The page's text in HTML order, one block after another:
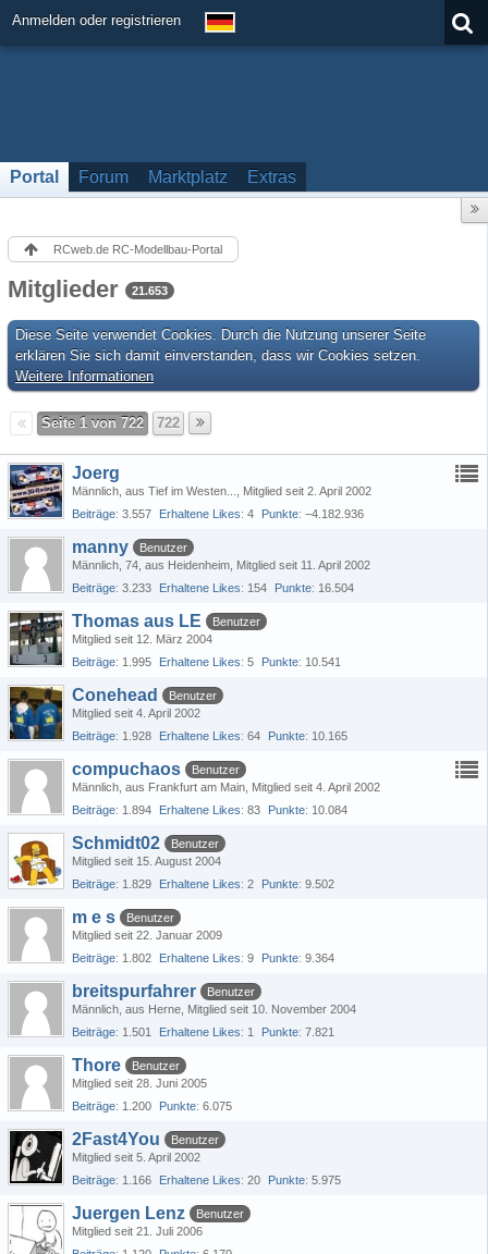
Anmelden oder registrieren
Portal Forum Marktplatz Extras
RCweb.de RC-Modellbau-Portal
Mitglieder 21.653
Diese Seite verwendet Cookies. Durch die Nutzung unserer Seite
erklären Sie sich damit einverstanden, dass wir Cookies setzen.
Weitere Informationen
Seite 1 von 722 722
Joerg
Männlich aus Tief im Westen...
Mitglied seit 2. April 2002
Beiträge 3.557 Erhaltene Likes 4 Punkte −4.182.936
manny
Benutzer
Männlich 74 aus Heidenheim Mitglied seit 11. April 2002
Beiträge 3.233 Erhaltene Likes 154 Punkte 16.504
Thomas aus LE
Benutzer
Mitglied seit 12. März 2004
Beiträge 1.995 Erhaltene Likes 5 Punkte 10.541
Conehead
Benutzer
Mitglied seit 4. April 2002
Beiträge 1.928 Erhaltene Likes 64 Punkte 10.165
compuchaos
Benutzer
Männlich aus Frankfurt am Main Mitglied seit 4. April 2002
Beiträge 1.894 Erhaltene Likes 83 Punkte 10.084
Schmidt02
Benutzer
Mitglied seit 15. August 2004
Beiträge 1.829 Erhaltene Likes 2 Punkte 9.502
m e s
Benutzer
Mitglied seit 22. Januar 2009
Beiträge 1.802 Erhaltene Likes 9 Punkte 9.364
breitspurfahrer
Benutzer
Männlich aus Herne Mitglied seit 10. November 2004
Beiträge 1.501 Erhaltene Likes 1 Punkte 7.821
Thore
Benutzer
Mitglied seit 28. Juni 2005
Beiträge 1.200 Punkte 6.075
2Fast4You
Benutzer
Mitglied seit 5. April 2002
Beiträge 1.166 Erhaltene Likes 20 Punkte 5.975
Juergen Lenz
Benutzer
Mitglied seit 21. Juli 2006